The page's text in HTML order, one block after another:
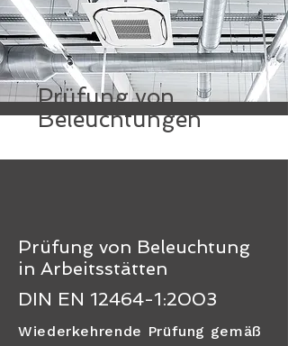
Prüfung von
Beleuchtungen
Prüfung von Beleuchtung
in Arbeitsstätten
DIN EN 12464-1:2003
Wiederkehrende Prüfung gemäß